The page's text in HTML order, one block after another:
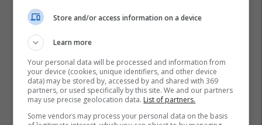
Store and/or access information on a device
Learn more
Your personal data will be processed and information from
your device (cookies, unique identifiers, and other device
data) may be stored by, accessed by and shared with 369
partners, or used specifically by this site. We and our partners
may use precise geolocation data. List of partners.
Some vendors may process your personal data on the basis